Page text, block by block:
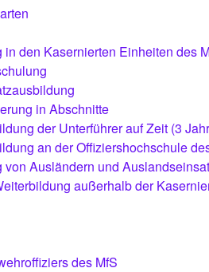
den Kasernierten Einheiten des
in Abschnitte
der Unterführer auf Zeit (3
an der Offiziershochschule
von Ausländern und
außerhalb der
des MfS